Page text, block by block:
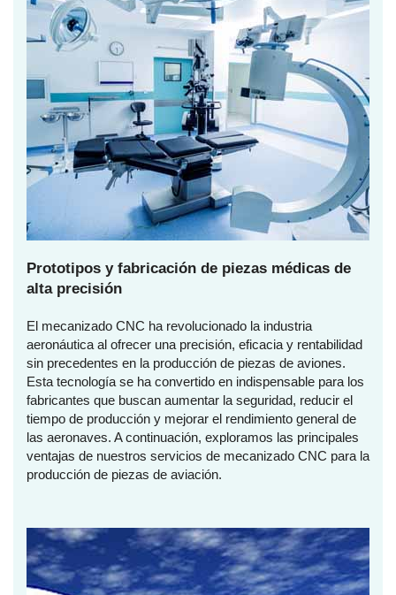
Prototipos y fabricación de piezas médicas de
alta precisión
El mecanizado CNC ha revolucionado la industria
aeronáutica al ofrecer una precisión, eficacia y rentabilidad
sin precedentes en la producción de piezas de aviones.
Esta tecnología se ha convertido en indispensable para los
fabricantes que buscan aumentar la seguridad, reducir el
tiempo de producción y mejorar el rendimiento general de
las aeronaves. A continuación, exploramos las principales
ventajas de nuestros servicios de mecanizado CNC para la
producción de piezas de aviación.